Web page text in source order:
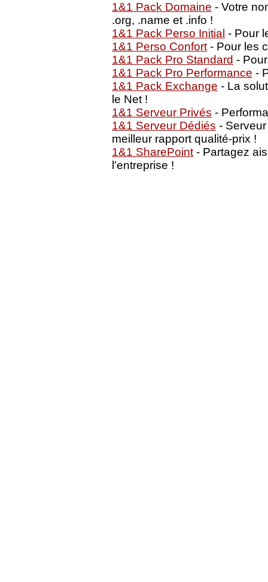
1&1 Pack Domaine - Votre
.org, .name et .info !
1&1 Pack Perso Initial - Pour
1&1 Perso Confort - Pour les
1&1 Pack Pro Standard -
1&1 Pack Pro Performance -
1&1 Pack Exchange - La
le Net !
1&1 Serveur Privés -
1&1 Serveur Dédiés -
meilleur rapport qualité-prix !
1&1 SharePoint - Partagez
l'entreprise !